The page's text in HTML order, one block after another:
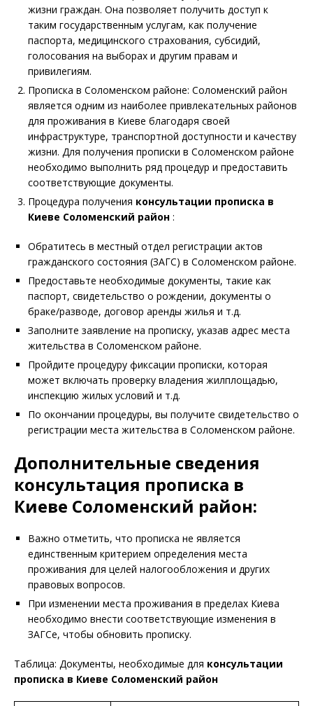
жизни граждан. Она позволяет получить доступ к
таким государственным услугам, как получение
паспорта, медицинского страхования, субсидий,
голосования на выборах и другим правам и
привилегиям.
Прописка в Соломенском районе: Соломенский район
является одним из наиболее привлекательных районов
для проживания в Киеве благодаря своей
инфраструктуре, транспортной доступности и качеству
жизни. Для получения прописки в Соломенском районе
необходимо выполнить ряд процедур и предоставить
соответствующие документы.
Процедура получения консультации прописка в
Киеве Соломенский район :
Обратитесь в местный отдел регистрации актов
гражданского состояния (ЗАГС) в Соломенском районе.
Предоставьте необходимые документы, такие как
паспорт, свидетельство о рождении, документы о
браке/разводе, договор аренды жилья и т.д.
Заполните заявление на прописку, указав адрес места
жительства в Соломенском районе.
Пройдите процедуру фиксации прописки, которая
может включать проверку владения жилплощадью,
инспекцию жилых условий и т.д.
По окончании процедуры, вы получите свидетельство о
регистрации места жительства в Соломенском районе.
Дополнительные сведения
консультация прописка в
Киеве Соломенский район:
Важно отметить, что прописка не является
единственным критерием определения места
проживания для целей налогообложения и других
правовых вопросов.
При изменении места проживания в пределах Киева
необходимо внести соответствующие изменения в
ЗАГСе, чтобы обновить прописку.
Таблица: Документы, необходимые для консультации
прописка в Киеве Соломенский район